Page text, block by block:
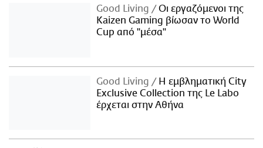
Good Living
Οι εργαζόμενοι της
Kaizen Gaming βίωσαν το World
Cup από "μέσα"
Good Living
Η εμβληματική City
Exclusive Collection της Le Labo
έρχεται στην Αθήνα